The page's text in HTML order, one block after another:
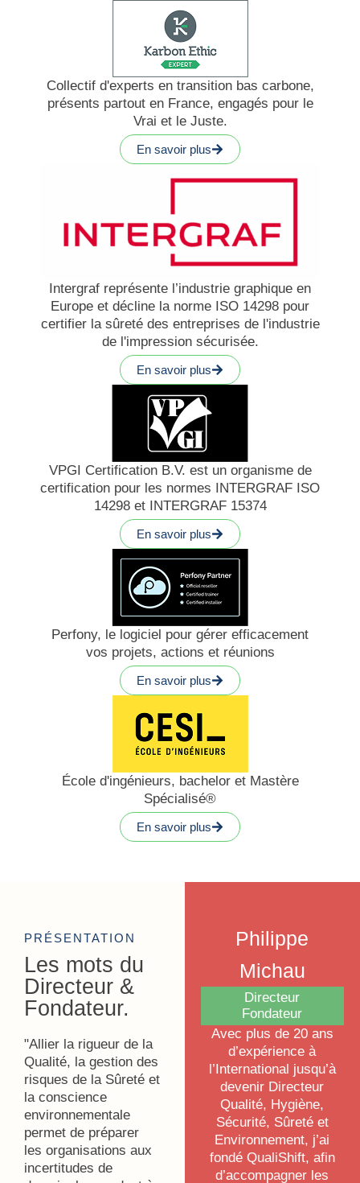
Collectif d'experts en transition bas carbone,
présents partout en France, engagés pour le
Vrai et le Juste.
En savoir plus
Intergraf représente l’industrie graphique en
Europe et décline la norme ISO 14298 pour
certifier la sûreté des entreprises de l'industrie
de l'impression sécurisée.
En savoir plus
VPGI Certification B.V. est un organisme de
certification pour les normes INTERGRAF ISO
14298 et INTERGRAF 15374
En savoir plus
Perfony, le logiciel pour gérer efficacement
vos projets, actions et réunions
En savoir plus
École d'ingénieurs, bachelor et Mastère
Spécialisé®
En savoir plus
PRÉSENTATION
Les mots du
Directeur &
Fondateur.
"Allier la rigueur de la
Qualité, la gestion des
risques de la Sûreté et
la conscience
environnementale
permet de préparer
les organisations aux
incertitudes de
Philippe
Michau
Directeur
Fondateur
Avec plus de 20 ans
d’expérience à
l’International jusqu’à
devenir Directeur
Qualité, Hygiène,
Sécurité, Sûreté et
Environnement, j’ai
fondé QualiShift, afin
d’accompagner les